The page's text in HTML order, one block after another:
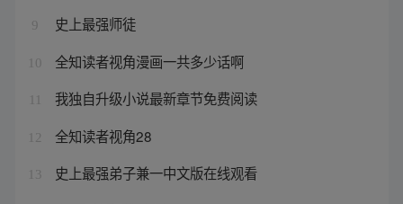
9 史上最强师徒
10 全知读者视角漫画一共多少话啊
我独自升级小说最新章节免费阅读
12 全知读者视角28
13 史上最强弟子兼一中文版在线观看